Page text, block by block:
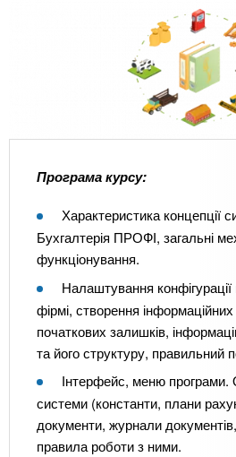
Програма курсу:
Характеристика концепції
Бухгалтерія ПРОФІ, загальні
функціонування.
Налаштування конфігурації
фірмі, створення
початкових залишків,
та його структуру, правильний
Інтерфейс, меню програми.
системи (константи, плани
документи, журнали документів,
правила роботи з ними.